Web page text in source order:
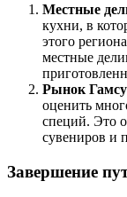
Местные
кухни, в
этого
местные
Рынок
оценить
специй. Это
сувениров и
Завершение